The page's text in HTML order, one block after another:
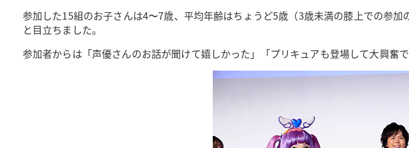
参加した15組のお子さんは4〜7歳、平均年齢はちょうど5歳（3歳未満の膝上での参加
と目立ちました。
参加者からは「声優さんのお話が聞けて嬉しかった」「プリキュアも登場して大興奮